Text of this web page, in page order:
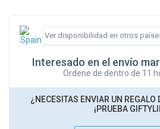
Interesado en el envío
Ordene de dentro de 11
¿NECESITAS ENVIAR UN REGALO
¡PRUEBA